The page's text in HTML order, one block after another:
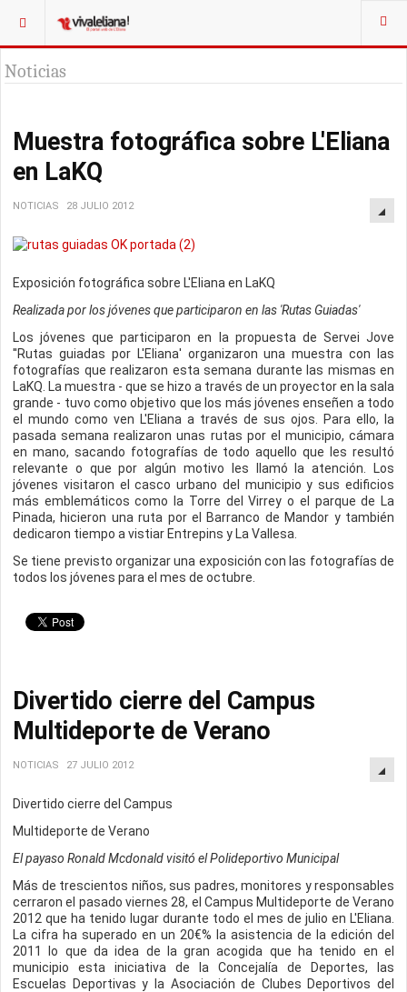
Noticias
Muestra fotográfica sobre L'Eliana
en LaKQ
NOTICIAS 28 JULIO 2012
Exposición fotográfica sobre L'Eliana en LaKQ
Realizada por los jóvenes que participaron en las 'Rutas Guiadas'
Los jóvenes que participaron en la propuesta de Servei Jove
''Rutas guiadas por L'Eliana' organizaron una muestra con las
fotografías que realizaron esta semana durante las mismas en
LaKQ. La muestra - que se hizo a través de un proyector en la sala
grande - tuvo como objetivo que los más jóvenes enseñen a todo
el mundo como ven L'Eliana a través de sus ojos. Para ello, la
pasada semana realizaron unas rutas por el municipio, cámara
en mano, sacando fotografías de todo aquello que les resultó
relevante o que por algún motivo les llamó la atención. Los
jóvenes visitaron el casco urbano del municipio y sus edificios
más emblemáticos como la Torre del Virrey o el parque de La
Pinada, hicieron una ruta por el Barranco de Mandor y también
dedicaron tiempo a vistiar Entrepins y La Vallesa.
Se tiene previsto organizar una exposición con las fotografías de
todos los jóvenes para el mes de octubre.
Divertido cierre del Campus
Multideporte de Verano
NOTICIAS 27 JULIO 2012
Divertido cierre del Campus
Multideporte de Verano
El payaso Ronald Mcdonald visitó el Polideportivo Municipal
Más de trescientos niños, sus padres, monitores y responsables
cerraron el pasado viernes 28, el Campus Multideporte de Verano
2012 que ha tenido lugar durante todo el mes de julio en L'Eliana.
La cifra ha superado en un 20€% la asistencia de la edición del
2011 lo que da idea de la gran acogida que ha tenido en el
municipio esta iniciativa de la Concejalía de Deportes, las
Escuelas Deportivas y la Asociación de Clubes Deportivos del